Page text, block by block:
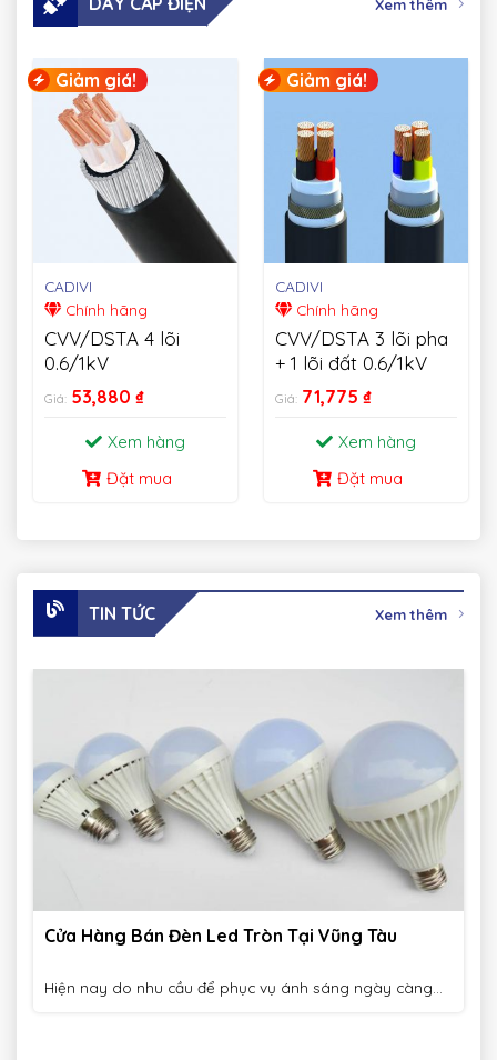
Xem thêm
Giảm giá!
CADIVI
Chính hãng
CVV/DSTA 4 lõi
0.6/1kV
Giá: 53,880 ₫
Xem hàng
Đặt mua
Giảm giá!
CADIVI
Chính hãng
CVV/DSTA 3 lõi pha
+ 1 lõi đất 0.6/1kV
Giá: 71,775 ₫
Xem hàng
Đặt mua
TIN TỨC Xem thêm
Cửa Hàng Bán Đèn Led Tròn Tại Vũng Tàu
Hiện nay do nhu cầu để phục vụ ánh sáng ngày càng...